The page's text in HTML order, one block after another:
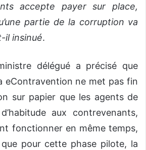
accepte payer sur place,
partie de la corruption va
il insinué.
délégué a précisé que
eContravention ne met pas fin
sur papier que les agents de
aux contrevenants,
fonctionner en même temps,
que pour cette phase pilote, la